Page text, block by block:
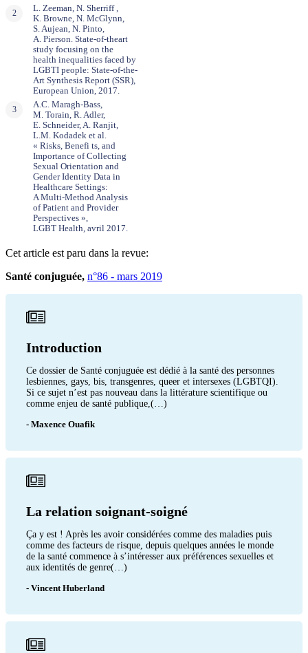
L. Zeeman, N. Sherriff ,
K. Browne, N. McGlynn,
S. Aujean, N. Pinto,
A. Pierson. State-of-theart
study focusing on the
health inequalities faced by
LGBTI people: State-of-the-
Art Synthesis Report (SSR),
European Union, 2017.
A.C. Maragh-Bass,
M. Torain, R. Adler,
E. Schneider, A. Ranjit,
L.M. Kodadek et al.
« Risks, Benefi ts, and
Importance of Collecting
Sexual Orientation and
Gender Identity Data in
Healthcare Settings:
A Multi-Method Analysis
of Patient and Provider
Perspectives »,
LGBT Health, avril 2017.
Cet article est paru dans la revue:
Santé conjuguée, n°86 - mars 2019
Introduction
Ce dossier de Santé conjuguée est dédié à la santé des personnes
lesbiennes, gays, bis, transgenres, queer et intersexes (LGBTQI).
Si ce sujet n’est pas nouveau dans la littérature scientifique ou
comme enjeu de santé publique,(…)
- Maxence Ouafik
La relation soignant-soigné
Ça y est ! Après les avoir considérées comme des maladies puis
comme des facteurs de risque, depuis quelques années le monde
de la santé commence à s’intéresser aux préférences sexuelles et
aux identités de genre(…)
- Vincent Huberland